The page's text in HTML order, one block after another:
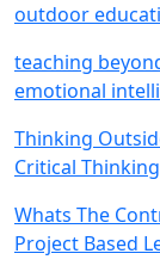
outdoor
teaching
emotional
Thinking
Critical Thinking
Whats The
Project Based